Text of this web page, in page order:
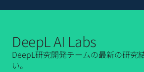
DeepL AI Labs
DeepL研究開発チームの最新の研究
い。